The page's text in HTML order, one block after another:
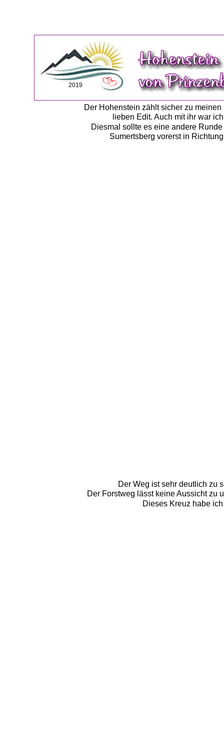
Der Hohenstein zählt sicher zu
lieben Edit. Auch mit ihr war
Diesmal sollte es eine andere
Sumertsberg vorerst in
2019
Der Weg ist sehr deutlich zu
Der Forstweg lässt keine Aussicht zu
Dieses Kreuz habe